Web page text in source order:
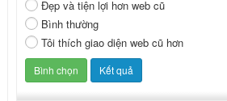
Đẹp và tiện lợi hơn web cũ
Bình thường
Tôi thích giao diện web cũ hơn